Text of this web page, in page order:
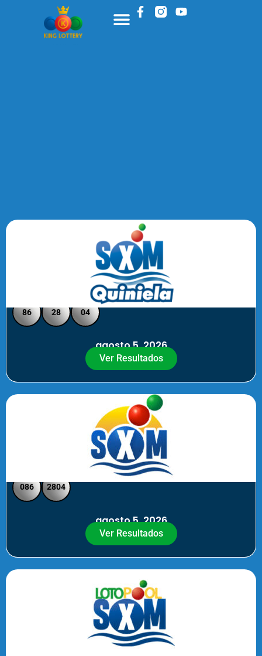
Quiniela SXM - Medio Día
86 28 04
agosto 5, 2026
Ver Resultados
SXM Medio día - Pick 3 Pick 4
086 2804
agosto 5, 2026
Ver Resultados
Loto Pool SXM - Medio Día